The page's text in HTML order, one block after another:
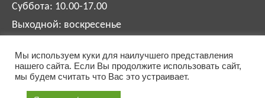
Суббота: 10.00-17.00
Выходной: воскресенье
biblsysert@mail.ru
Мы используем куки для наилучшего представления
нашего сайта. Если Вы продолжите использовать сайт,
мы будем считать что Вас это устраивает.